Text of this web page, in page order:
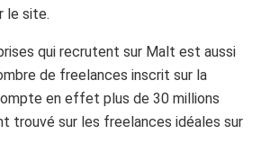
le site.
qui recrutent sur Malt est aussi
de freelances inscrit sur la
en effet plus de 30 millions
trouvé sur les freelances idéales sur